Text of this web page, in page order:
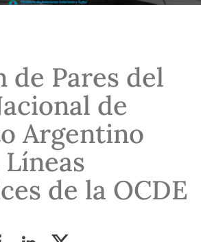
de Pares del
de
Argentino
de la OCDE